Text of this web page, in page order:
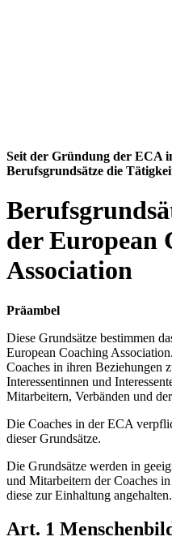
Seit der Gründung der ECA
Berufsgrundsätze die
der European
Association
Präambel
Diese Grundsätze bestimmen
European Coaching
Coaches in ihren Beziehungen
Interessentinnen und
Mitarbeitern, Verbänden und
Die Coaches in der ECA
dieser Grundsätze.
Die Grundsätze werden in
und Mitarbeitern der Coaches
diese zur Einhaltung angehalten.
Art. 1